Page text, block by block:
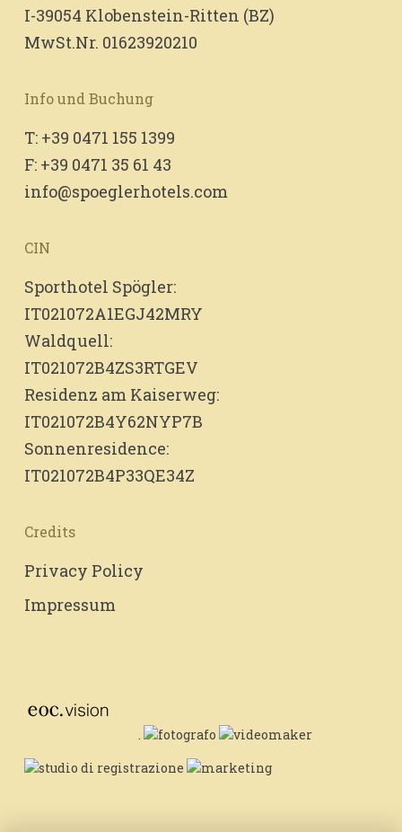
I-39054 Klobenstein-Ritten (BZ)
MwSt.Nr. 01623920210
Info und Buchung
T: +39 0471 155 1399
F: +39 0471 35 61 43
info@spoeglerhotels.com
CIN
Sporthotel Spögler:
IT021072A1EGJ42MRY
Waldquell:
IT021072B4ZS3RTGEV
Residenz am Kaiserweg:
IT021072B4Y62NYP7B
Sonnenresidence:
IT021072B4P33QE34Z
Credits
Privacy Policy
Impressum
.